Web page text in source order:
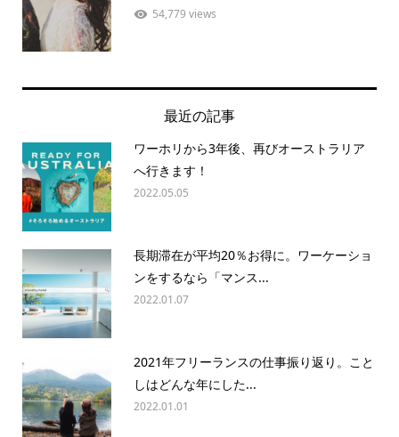
54,779 views
最近の記事
ワーホリから3年後、再びオーストラリア
へ行きます！
2022.05.05
長期滞在が平均20％お得に。ワーケーショ
ンをするなら「マンス...
2022.01.07
2021年フリーランスの仕事振り返り。こと
しはどんな年にした...
2022.01.01